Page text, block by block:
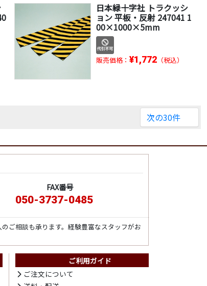
日本緑十字社 トラクッシ
ョン 平板・反射 247041 1
00×1000×5mm
販売価格： ¥1,772（税込）
次の30件
FAX番号
050-3737-0485
ご相談も承ります。経験豊富なスタッフがお
ご利用ガイド
ご注文について